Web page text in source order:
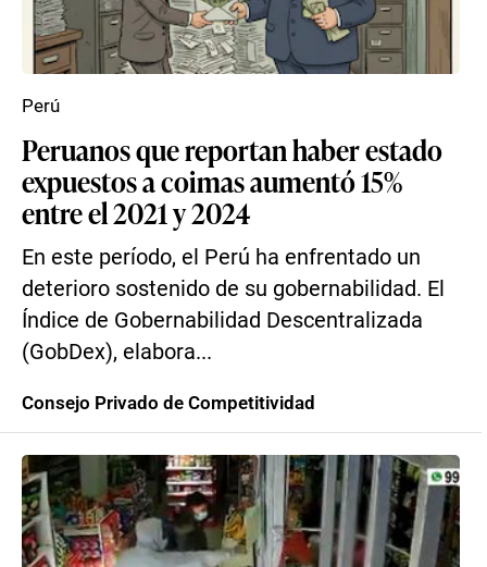
Peruanos que reportan haber estado
expuestos a coimas aumentó 15%
entre el 2021 y 2024
En este período, el Perú ha enfrentado un
deterioro sostenido de su gobernabilidad. El
Índice de Gobernabilidad Descentralizada
(GobDex), elabora...
Perú
Consejo Privado de Competitividad